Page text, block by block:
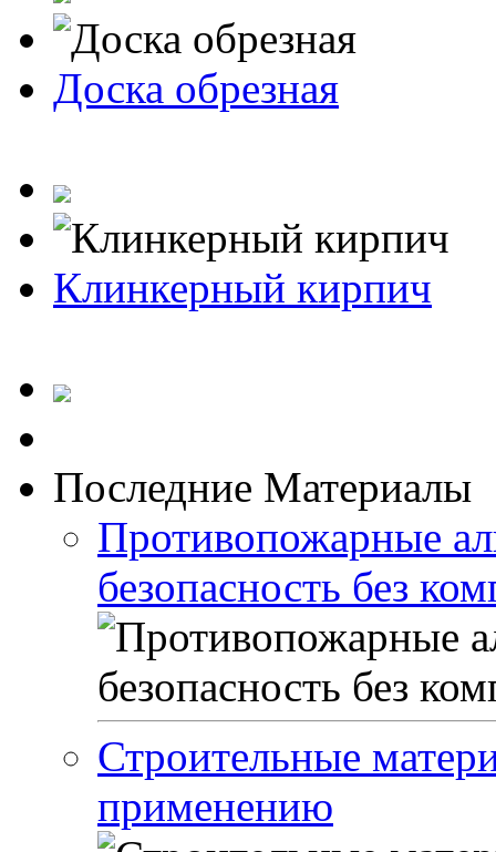
Доска обрезная
Клинкерный кирпич
Последние Материалы
Противопожарные
безопасность без
Строительные
применению